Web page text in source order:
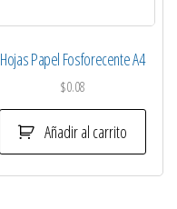
Hojas Papel Fosforecente A4
$0.08
Añadir al carrito